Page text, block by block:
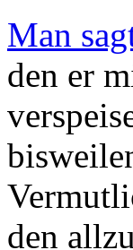
Man
den er
den